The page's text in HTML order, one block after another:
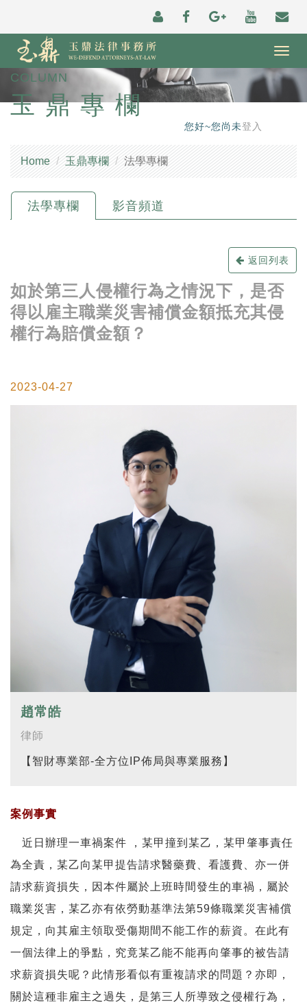
COLUMN
玉鼎專欄
您好~您尚未登入
Home 玉鼎專欄 法學專欄
法學專欄 影音頻道
返回列表
如於第三人侵權行為之情況下，是否
得以雇主職業災害補償金額抵充其侵
權行為賠償金額？
2023-04-27
趙常皓
律師
【智財專業部-全方位IP佈局與專業服務】
案例事實
近日辦理一車禍案件 ，某甲撞到某乙，某甲肇事責任
為全責，某乙向某甲提告請求醫藥費、看護費、亦一併
請求薪資損失，因本件屬於上班時間發生的車禍，屬於
職業災害，某乙亦有依勞動基準法第59條職業災害補償
規定，向其雇主領取受傷期間不能工作的薪資。在此有
一個法律上的爭點，究竟某乙能不能再向肇事的被告請
求薪資損失呢？此情形看似有重複請求的問題？亦即，
關於這種非雇主之過失，是第三人所導致之侵權行為，